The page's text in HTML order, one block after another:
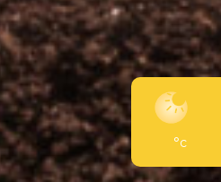
°c